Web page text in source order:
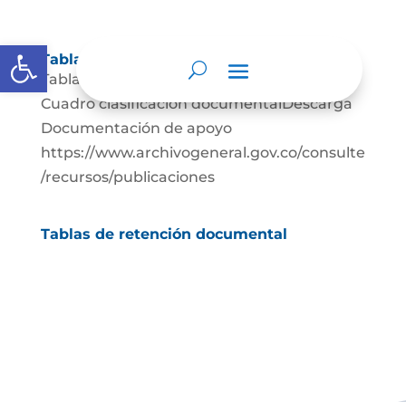
Abrir barra de herramientas
Tablas de retención documental
Tablas de Retención documental Descarga
Cuadro clasificación documentalDescarga
Documentación de apoyo
https://www.archivogeneral.gov.co/consulte
/recursos/publicaciones
Tablas de retención documental